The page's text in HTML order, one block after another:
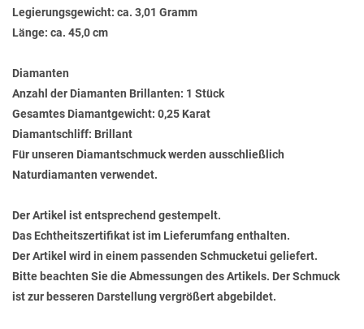
Legierungsgewicht: ca. 3,01 Gramm
Länge: ca. 45,0 cm
Diamanten
Anzahl der Diamanten Brillanten: 1 Stück
Gesamtes Diamantgewicht: 0,25 Karat
Diamantschliff: Brillant
Für unseren Diamantschmuck werden ausschließlich
Naturdiamanten verwendet.
Der Artikel ist entsprechend gestempelt.
Das Echtheitszertifikat ist im Lieferumfang enthalten.
Der Artikel wird in einem passenden Schmucketui geliefert.
Bitte beachten Sie die Abmessungen des Artikels. Der Schmuck
ist zur besseren Darstellung vergrößert abgebildet.